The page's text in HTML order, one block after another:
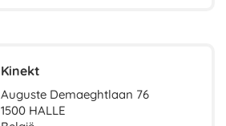
Kinekt
Auguste Demaeghtlaan 76
1500 HALLE